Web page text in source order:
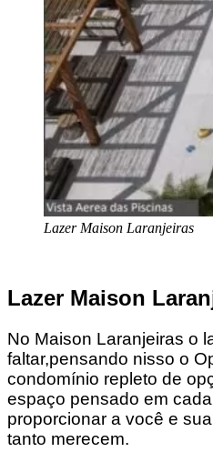
Lazer Maison Laranjeiras
Lazer Maison
No Maison Laranjeiras o
faltar,pensando nisso o
condomínio repleto de
espaço pensado em
proporcionar a você e
tanto merecem.